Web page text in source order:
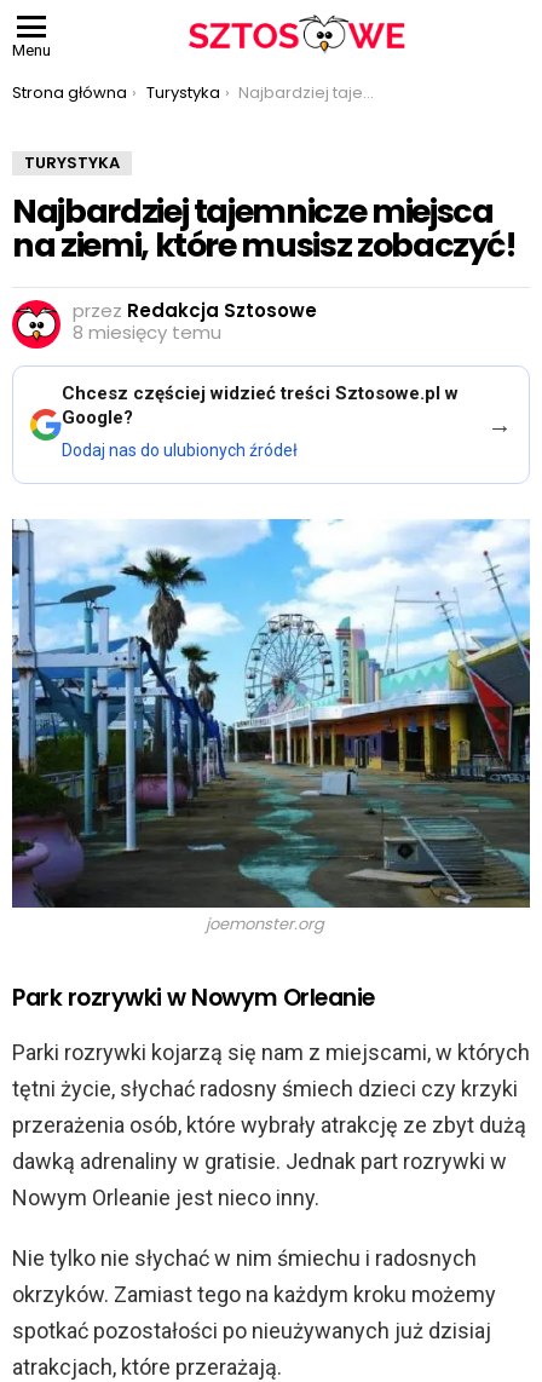
Menu
Jesteś tutaj:
Strona główna Turystyka Najbardziej tajemnicze miejsca na ziemi, które musisz zobaczyć!
TURYSTYKA
Najbardziej tajemnicze miejsca
na ziemi, które musisz zobaczyć!
przez Redakcja Sztosowe
8 miesięcy temu
Chcesz częściej widzieć treści Sztosowe.pl w
Google?
Dodaj nas do ulubionych źródeł
→
joemonster.org
Park rozrywki w Nowym Orleanie
Parki rozrywki kojarzą się nam z miejscami, w których
tętni życie, słychać radosny śmiech dzieci czy krzyki
przerażenia osób, które wybrały atrakcję ze zbyt dużą
dawką adrenaliny w gratisie. Jednak part rozrywki w
Nowym Orleanie jest nieco inny.
Nie tylko nie słychać w nim śmiechu i radosnych
okrzyków. Zamiast tego na każdym kroku możemy
spotkać pozostałości po nieużywanych już dzisiaj
atrakcjach, które przerażają.